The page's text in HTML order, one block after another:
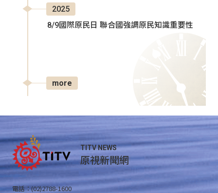
2025
8/9國際原民日 聯合國強調原民知識重要性
more
TITV NEWS
原視新聞網
電話：(02)2788-1600